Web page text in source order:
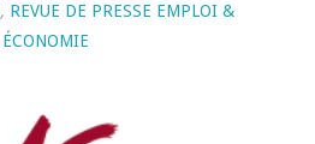
, REVUE DE PRESSE EMPLOI &
ÉCONOMIE